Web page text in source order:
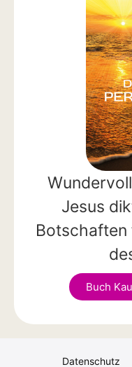
Jesus
Botschaften
Buch
Datenschutz